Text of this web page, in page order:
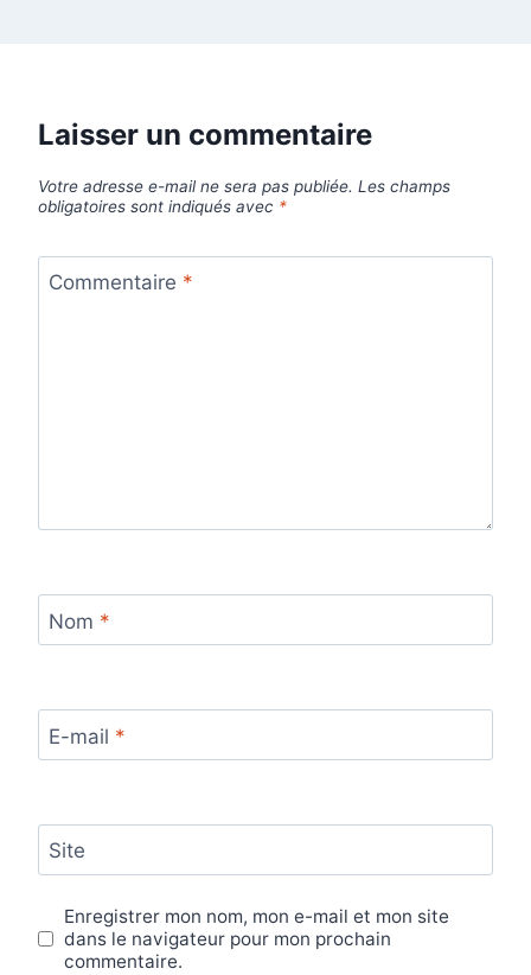
Laisser un commentaire
Votre adresse e-mail ne sera pas publiée. Les champs
obligatoires sont indiqués avec *
Commentaire *
Nom *
E-mail *
Site
Enregistrer mon nom, mon e-mail et mon site
dans le navigateur pour mon prochain
commentaire.